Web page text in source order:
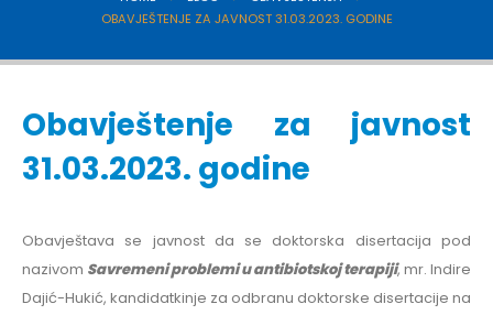
OBAVJEŠTENJE ZA JAVNOST 31.03.2023. GODINE
Obavještenje za javnost
31.03.2023. godine
Obavještava se javnost da se doktorska disertacija pod
nazivom Savremeni problemi u antibiotskoj terapiji, mr. Indire
Dajić-Hukić, kandidatkinje za odbranu doktorske disertacije na